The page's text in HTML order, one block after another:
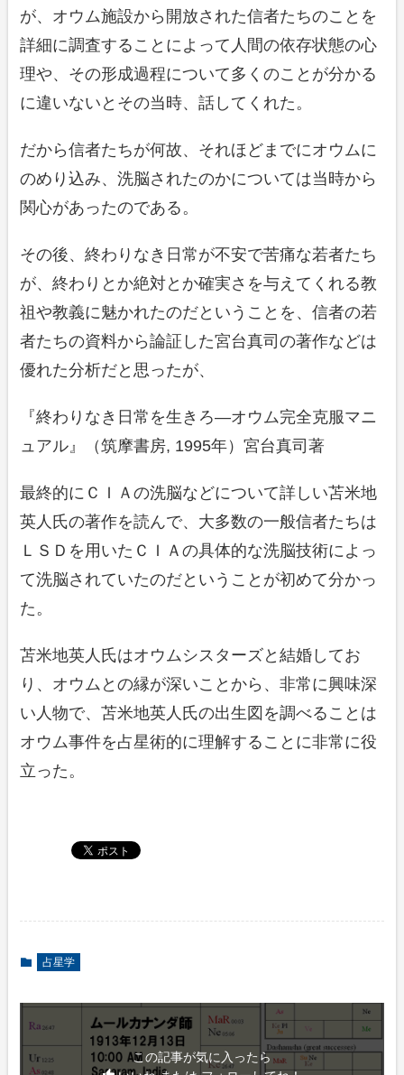
が、オウム施設から開放された信者たちのことを
詳細に調査することによって人間の依存状態の心
理や、その形成過程について多くのことが分かる
に違いないとその当時、話してくれた。
だから信者たちが何故、それほどまでにオウムに
のめり込み、洗脳されたのかについては当時から
関心があったのである。
その後、終わりなき日常が不安で苦痛な若者たち
が、終わりとか絶対とか確実さを与えてくれる教
祖や教義に魅かれたのだということを、信者の若
者たちの資料から論証した宮台真司の著作などは
優れた分析だと思ったが、
『終わりなき日常を生きろ―オウム完全克服マニ
ュアル』（筑摩書房, 1995年）宮台真司著
最終的にＣＩＡの洗脳などについて詳しい苫米地
英人氏の著作を読んで、大多数の一般信者たちは
ＬＳＤを用いたＣＩＡの具体的な洗脳技術によっ
て洗脳されていたのだということが初めて分かっ
た。
苫米地英人氏はオウムシスターズと結婚してお
り、オウムとの縁が深いことから、非常に興味深
い人物で、苫米地英人氏の出生図を調べることは
オウム事件を占星術的に理解することに非常に役
立った。
占星学
この記事が気に入ったら